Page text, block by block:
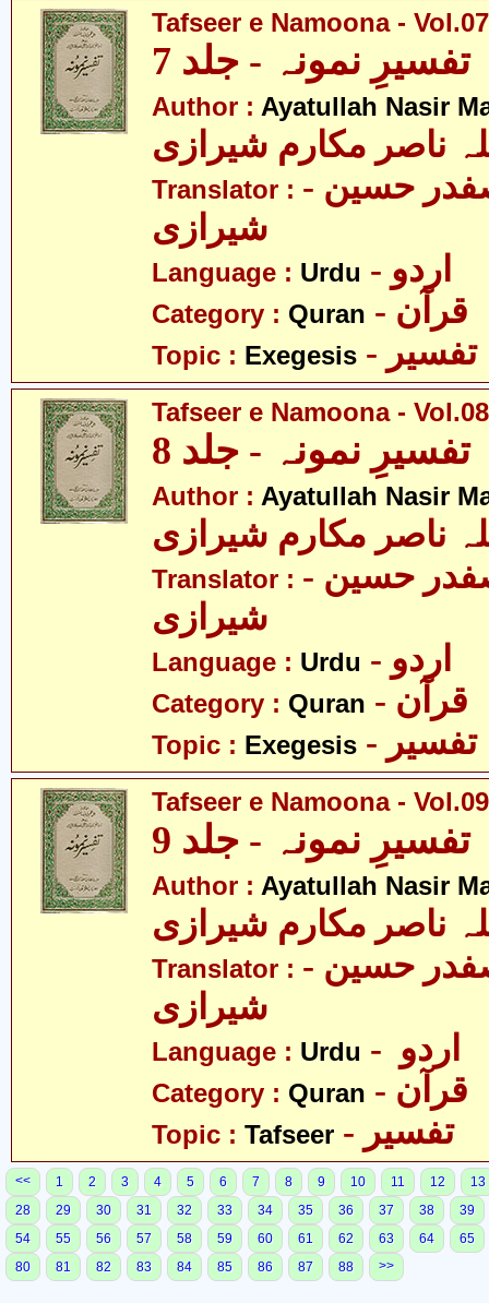
Tafseer e Namoona - Vol.07
تفسیرِ نمونہ - جلد 7
Author : Ayatullah Nasir
ناصر مکارم شیرازی
Translator : - مولانا سید صفدر حسین
شیرازی
Language : Urdu - اردو
Category : Quran - قرآن
Topic : Exegesis - تفسیر
Tafseer e Namoona - Vol.08
تفسیرِ نمونہ - جلد 8
Author : Ayatullah Nasir
ناصر مکارم شیرازی
Translator : - مولانا سید صفدر حسین
شیرازی
Language : Urdu - اردو
Category : Quran - قرآن
Topic : Exegesis - تفسیر
Tafseer e Namoona - Vol.09
تفسیرِ نمونہ - جلد 9
Author : Ayatullah Nasir
ناصر مکارم شیرازی
Translator : - مولانا سید صفدر حسین
شیرازی
Language : Urdu
Category : Quran - قرآن
Topic : Tafseer - تفسیر
<< 1 2 3 4 5 6 7 8 9 10 11 12
13
28
29 30 31 32 33 34 35 36 37 38
39
54
55 56 57 58 59 60 61 62 63 64
65
80
81 82 83 84 85 86 87 88 >>